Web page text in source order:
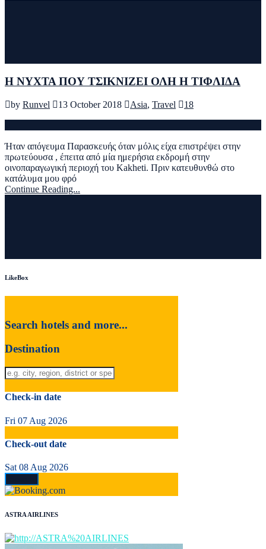
Η ΝΥΧΤΑ ΠΟΥ ΤΣΙΚΝΙΖΕΙ ΟΛΗ Η ΤΙΦΛΙΔΑ
by Runvel 13 October 2018 Asia, Travel 18
Ήταν απόγευμα Παρασκευής όταν μόλις είχα επιστρέψει στην
πρωτεύουσα , έπειτα από μία ημερήσια εκδρομή στην
οινοπαραγωγική περιοχή του Kakheti. Πριν κατευθυνθώ στο
κατάλυμα μου φρό
Continue Reading...
LikeBox
Search hotels and more...
Destination
Check-in date
Fri 07 Aug 2026
Check-out date
Sat 08 Aug 2026
ASTRA AIRLINES